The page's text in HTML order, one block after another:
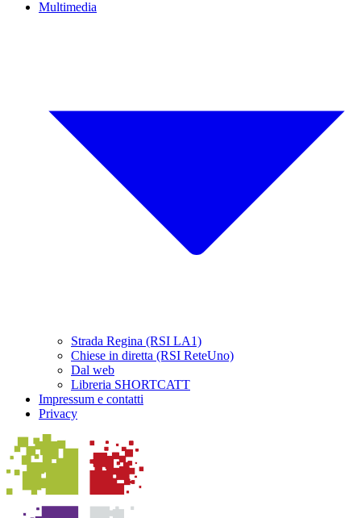
Multimedia
Strada Regina (RSI LA1)
Chiese in diretta (RSI ReteUno)
Dal web
Libreria SHORTCATT
Impressum e contatti
Privacy